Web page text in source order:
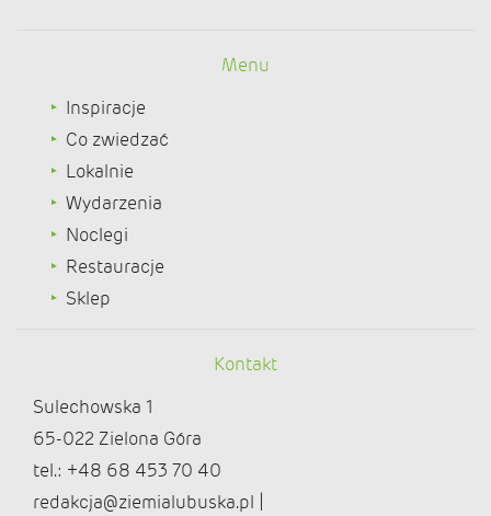
Menu
Inspiracje
Co zwiedzać
Lokalnie
Wydarzenia
Noclegi
Restauracje
Sklep
Kontakt
Sulechowska 1
65-022 Zielona Góra
tel.: +48 68 453 70 40
redakcja@ziemialubuska.pl |